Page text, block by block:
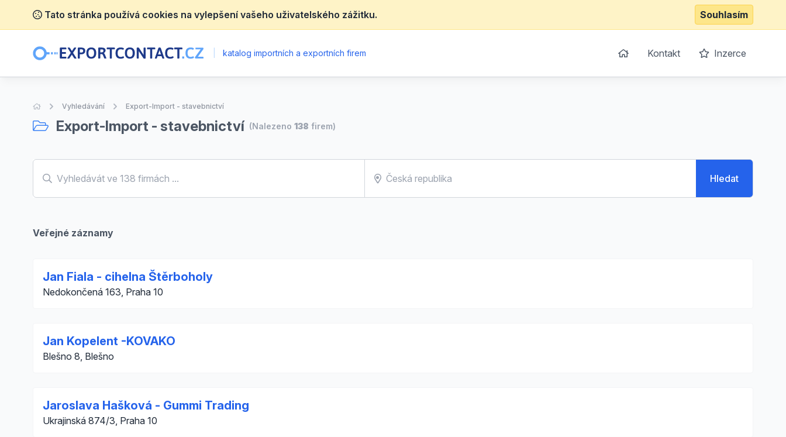
Tato stránka používá cookies na vylepšení vašeho uživatelského zážitku. Souhlasím
katalog importních a exportních firem Kontakt Inzerce
Úvodní stránka
Vyhledávání Export-Import - stavebnictví
Export-Import - stavebnictví (Nalezeno 138 firem)
Hledat
Veřejné záznamy
Jan Fiala - cihelna Štěrboholy
Nedokončená 163, Praha 10
Jan Kopelent -KOVAKO
Blešno 8, Blešno
Jaroslava Hašková - Gummi Trading
Ukrajinská 874/3, Praha 10